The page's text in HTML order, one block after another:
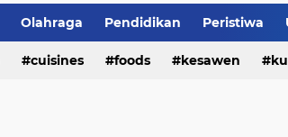
Olahraga Pendidikan Peristiwa
cuisines foods kesawen